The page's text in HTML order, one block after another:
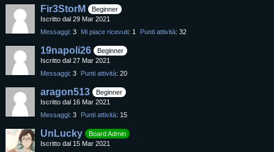
Fir3StorM
Beginner
Iscritto dal 29 Mar 2021
Messaggi 3 Mi piace ricevuti 1 Punti attività 32
19napoli26
Beginner
Iscritto dal 27 Mar 2021
Messaggi 3 Punti attività 20
aragon513
Beginner
Iscritto dal 16 Mar 2021
Messaggi 3 Punti attività 15
UnLucky
Board Admin
Iscritto dal 15 Mar 2021